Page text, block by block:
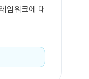
임워크에 대